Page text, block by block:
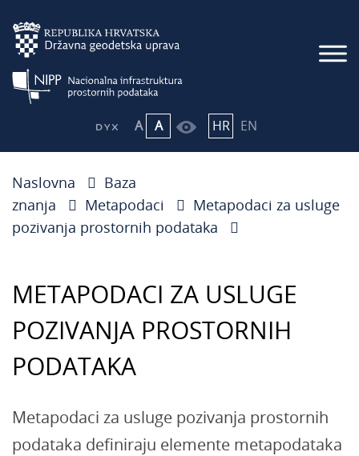
A A HR EN
Naslovna
Baza
znanja
Metapodaci
Metapodaci za usluge
pozivanja prostornih podataka
METAPODACI ZA USLUGE
POZIVANJA PROSTORNIH
PODATAKA
Metapodaci za usluge pozivanja prostornih
podataka definiraju elemente metapodataka